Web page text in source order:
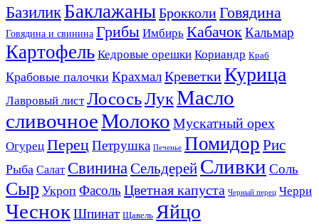
БазиликБаклажаныБрокколиГовядина
Говядина и свинина Грибы Имбирь КабачокКальмар
Картофель Кедровые орешки Кориандр Краб
Крабовые палочки КрахмалКреветкиКурица
Лавровый лист ЛососьЛукМасло
сливочноеМолоко Мускатный орех
Огурец ПерецПетрушка Печенье Помидор Рис
Рыба Салат СвининаСельдерей Сливки Соль
Сыр Укроп Фасоль Цветная капуста Черный перец Черри
ЧеснокШпинат Щавель Яйцо